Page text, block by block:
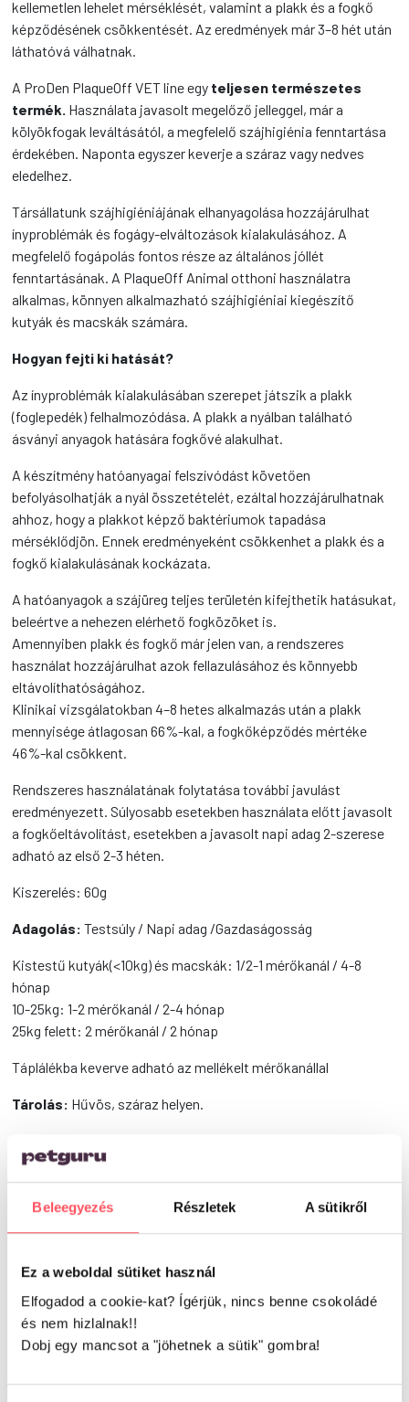
Beleegyezés Részletek A sütikről
Ez a weboldal sütiket használ
Elfogadod a cookie-kat? Ígérjük, nincs benne csokoládé
és nem hizlalnak!!
Dobj egy mancsot a "jöhetnek a sütik" gombra!
kellemetlen lehelet mérséklését, valamint a plakk és a fogkő
képződésének csökkentését. Az eredmények már 3–8 hét után
láthatóvá válhatnak.
A ProDen PlaqueOff VET line egy teljesen természetes
termék. Használata javasolt megelőző jelleggel, már a
kölyökfogak leváltásától, a megfelelő szájhigiénia fenntartása
érdekében. Naponta egyszer keverje a száraz vagy nedves
eledelhez.
Társállatunk szájhigiéniájának elhanyagolása hozzájárulhat
ínyproblémák és fogágy-elváltozások kialakulásához. A
megfelelő fogápolás fontos része az általános jóllét
fenntartásának. A PlaqueOff Animal otthoni használatra
alkalmas, könnyen alkalmazható szájhigiéniai kiegészítő
kutyák és macskák számára.
Hogyan fejti ki hatását?
Az ínyproblémák kialakulásában szerepet játszik a plakk
(foglepedék) felhalmozódása. A plakk a nyálban található
ásványi anyagok hatására fogkővé alakulhat.
A készítmény hatóanyagai felszívódást követően
befolyásolhatják a nyál összetételét, ezáltal hozzájárulhatnak
ahhoz, hogy a plakkot képző baktériumok tapadása
mérséklődjön. Ennek eredményeként csökkenhet a plakk és a
fogkő kialakulásának kockázata.
A hatóanyagok a szájüreg teljes területén kifejthetik hatásukat,
beleértve a nehezen elérhető fogközöket is.
Amennyiben plakk és fogkő már jelen van, a rendszeres
használat hozzájárulhat azok fellazulásához és könnyebb
eltávolíthatóságához.
Klinikai vizsgálatokban 4–8 hetes alkalmazás után a plakk
mennyisége átlagosan 66%-kal, a fogkőképződés mértéke
46%-kal csökkent.
Rendszeres használatának folytatása további javulást
eredményezett. Súlyosabb esetekben használata előtt javasolt
a fogkőeltávolítást, esetekben a javasolt napi adag 2-szerese
adható az első 2-3 héten.
Kiszerelés: 60g
Adagolás:Testsúly / Napi adag /Gazdaságosság
Kistestű kutyák(<10kg) és macskák: 1/2-1 mérőkanál / 4-8
hónap
10-25kg: 1-2 mérőkanál / 2-4 hónap
25kg felett: 2 mérőkanál / 2 hónap
Táplálékba keverve adható az mellékelt mérőkanállal
Tárolás: Hűvös, száraz helyen.
éven belül fel kell használni.
Figyelmeztetés:
Gyermekek elől távol tartandó! Kérje
állatorvosa tanácsát, ha kedvencét pajzsmirigy betegséggel
Vélemények